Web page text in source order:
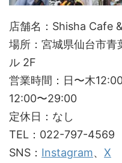
店舗名：Shisha Cafe
場所：宮城県仙台市
ル 2F
営業時間：日〜木
12:00〜29:00
定休日：なし
TEL：022-797-4569
SNS： Instagram、 X